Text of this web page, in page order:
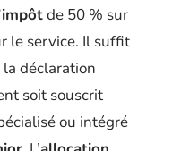
de 50 % sur
le service. Il suffit
déclaration
soit souscrit
ou intégré